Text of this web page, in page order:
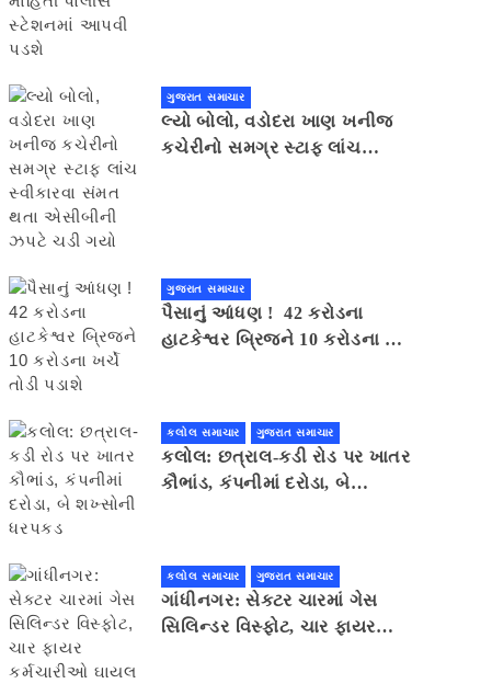
ગુજરાત સમાચાર
લ્યો બોલો, વડોદરા ખાણ ખનીજ
કચેરીનો સમગ્ર સ્ટાફ લાંચ
ગુજરાત સમાચાર
પૈસાનું આંધણ ! 42 કરોડના
હાટકેશ્વર બ્રિજને 10 કરોડના ખર્ચે
કલોલ સમાચાર ગુજરાત સમાચાર
કલોલ: છત્રાલ-કડી રોડ પર ખાતર
કૌભાંડ, કંપનીમાં દરોડા, બે
કલોલ સમાચાર ગુજરાત સમાચાર
ગાંધીનગર: સેક્ટર ચારમાં ગેસ
સિલિન્ડર વિસ્ફોટ, ચાર ફાયર